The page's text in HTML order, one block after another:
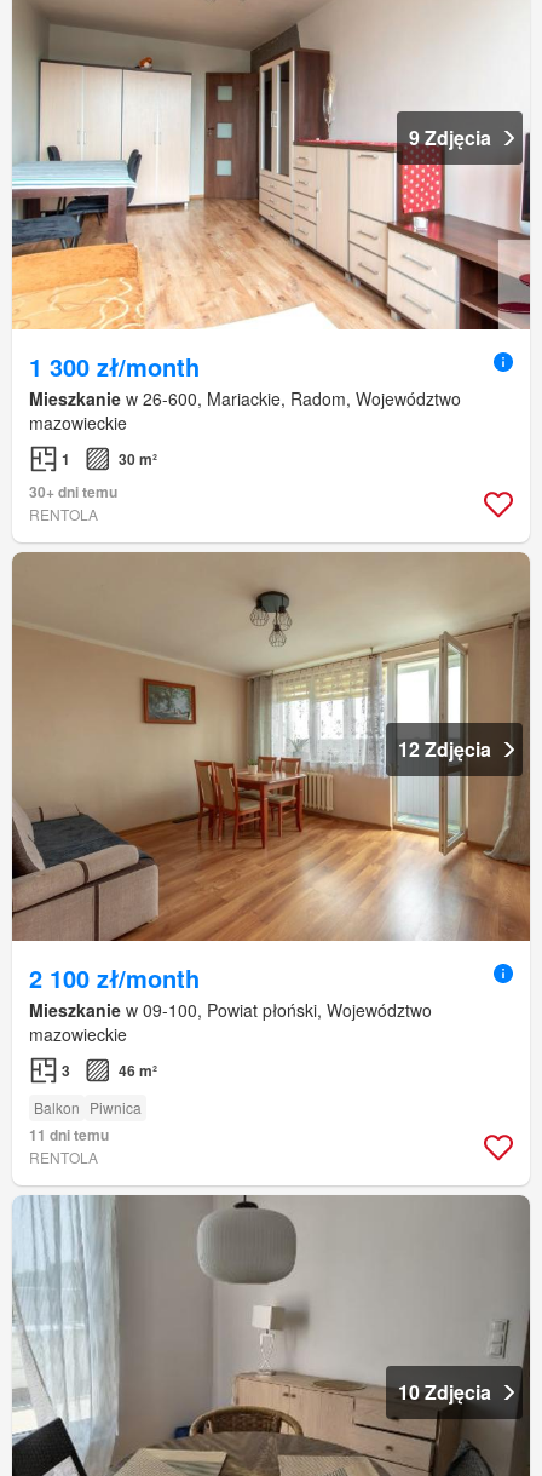
9 Zdjęcia
1 300 zł/month
Mieszkanie w 26-600, Mariackie, Radom, Województwo
mazowieckie
1
30 m²
30+ dni temu
RENTOLA
12 Zdjęcia
2 100 zł/month
Mieszkanie w 09-100, Powiat płoński, Województwo
mazowieckie
3 46 m²
Balkon Piwnica
11 dni temu
RENTOLA
10 Zdjęcia